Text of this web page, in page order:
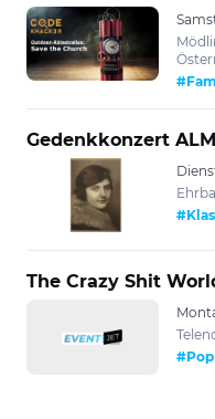
Gedenkkonzert
The Crazy Shit
#Pop